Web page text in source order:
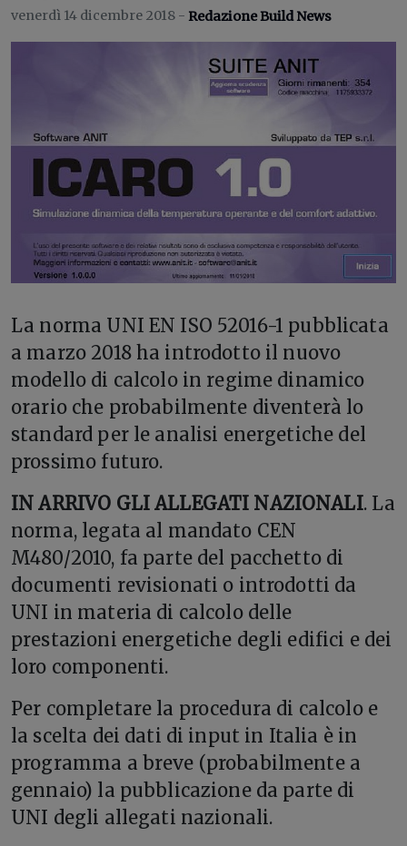
venerdì 14 dicembre 2018 - Redazione Build News
La norma UNI EN ISO 52016-1 pubblicata
a marzo 2018 ha introdotto il nuovo
modello di calcolo in regime dinamico
orario che probabilmente diventerà lo
standard per le analisi energetiche del
prossimo futuro.
IN ARRIVO GLI ALLEGATI NAZIONALI. La
norma, legata al mandato CEN
M480/2010, fa parte del pacchetto di
documenti revisionati o introdotti da
UNI in materia di calcolo delle
prestazioni energetiche degli edifici e dei
loro componenti.
Per completare la procedura di calcolo e
la scelta dei dati di input in Italia è in
programma a breve (probabilmente a
gennaio) la pubblicazione da parte di
UNI degli allegati nazionali.